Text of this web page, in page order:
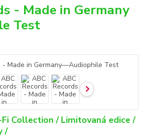
- Made in Germany
Test
Collection / Limitovaná edice /
/